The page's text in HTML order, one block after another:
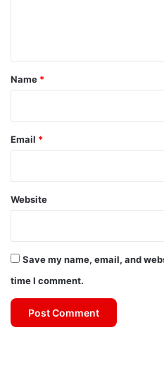
*
Name *
Email *
Website
Save my name, email, and
time I comment.